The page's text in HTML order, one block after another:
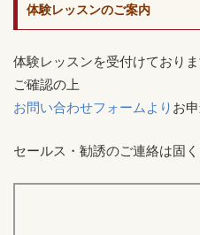
体験レッスンのご案内
体験レッスンを受付けており
ご確認の上
お問い合わせフォームより お
セールス・勧誘のご連絡は固く